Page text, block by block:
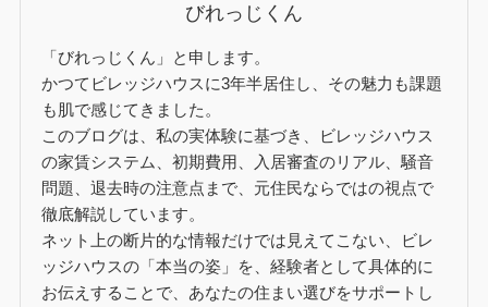
びれっじくん
「びれっじくん」と申します。
かつてビレッジハウスに3年半居住し、その魅力も課題
も肌で感じてきました。
このブログは、私の実体験に基づき、ビレッジハウス
の家賃システム、初期費用、入居審査のリアル、騒音
問題、退去時の注意点まで、元住民ならではの視点で
徹底解説しています。
ネット上の断片的な情報だけでは見えてこない、ビレ
ッジハウスの「本当の姿」を、経験者として具体的に
お伝えすることで、あなたの住まい選びをサポートし